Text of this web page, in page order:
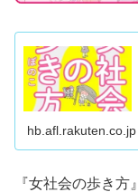
hb.afl.rakuten.co.jp
『女社会の歩き方